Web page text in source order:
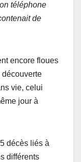
téléphone
de
encore floues
découverte
vie, celui
jour à
décès liés à
différents